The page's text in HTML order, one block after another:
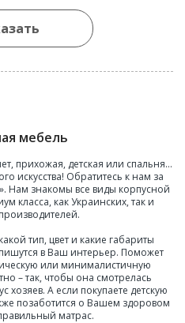
мебель
прихожая, детская или спальня…
искусства! Обратитесь к нам за
Нам знакомы все виды корпусной
класса, как Украинских, так и
тип, цвет и какие габариты
в Ваш интерьер. Поможет
или минималистичную
– так, чтобы она смотрелась
хозяев. А если покупаете детскую
позаботится о Вашем здоровом
матрас.